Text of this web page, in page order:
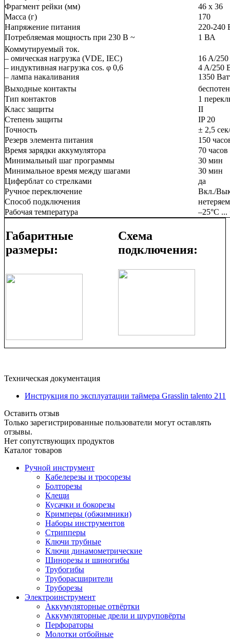
Фрагмент рейки (мм)
46 x 36
Масса (г)
170
Напряжение питания
220-240
Потребляемая мощность при 230 В ~
1 ВА
Коммутируемый ток.
– омическая нагрузка (VDE, IEC)
– индуктивная нагрузка cos. φ 0,6
– лампа накаливания
16 A/
4 A/250
1350
Выходные контакты
Тип контактов
1
Класс защиты
II
Степень защиты
IP 20
Точность
± 2,5
Резерв элемента питания
150
Время зарядки аккумулятора
70 часов
Минимальный шаг программы
30 мин
Минимальное время между шагами
30 мин
Циферблат со стрелками
да
Ручное переключение
Вкл./
Способ подключения
Рабочая температура
–25°C ...
Габаритные
размеры:
Схема
подключения:
Техническая документация
Инструкция по эксплуатации таймера Grasslin talento 211
Оставить отзыв
Только зарегистрированные пользователи могут оставлять
отзывы.
Нет сопутствующих продуктов
Каталог товаров
Ручной инструмент
Кабелерезы и тросорезы
Болторезы
Клещи
Кусачки и бокорезы
Кримперы (обжимники)
Наборы инструментов
Стрипперы
Ключи трубные
Ключи динамометрические
Шинорезы и шиногибы
Трубогибы
Труборасширители
Труборезы
Электроинструмент
Аккумуляторные отвёртки
Аккумуляторные дрели и шуруповёрты
Перфораторы
Молотки отбойные